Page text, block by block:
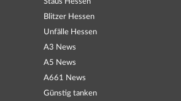
Blitzer Hessen
Unfälle Hessen
A3 News
A5 News
A661 News
Günstig tanken